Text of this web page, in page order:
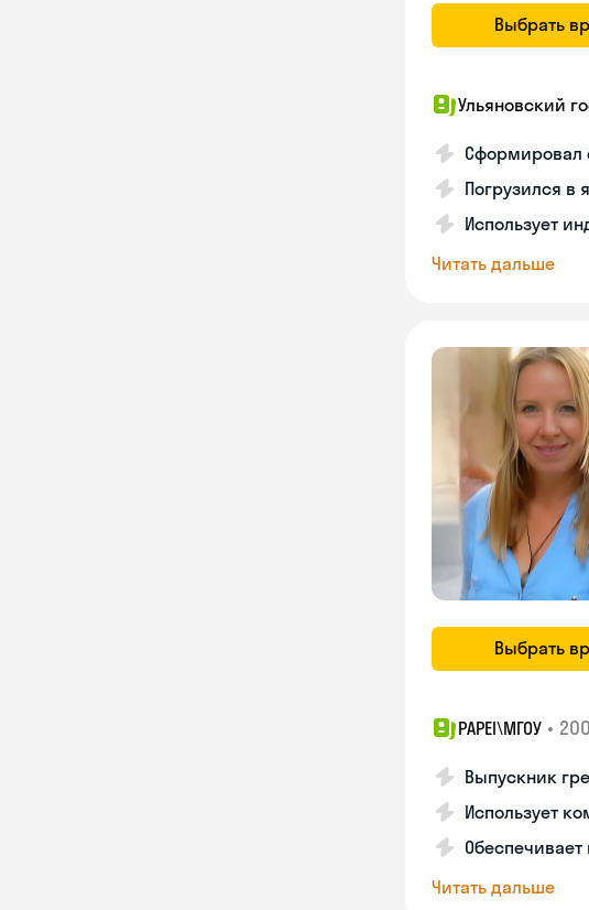
Выбрать
Ульяновский
Сформировал
Погрузился в
Использует
Читать дальше
Выбрать
PAPEI\MГОУ •
Выпускник
Использует
Читать дальше